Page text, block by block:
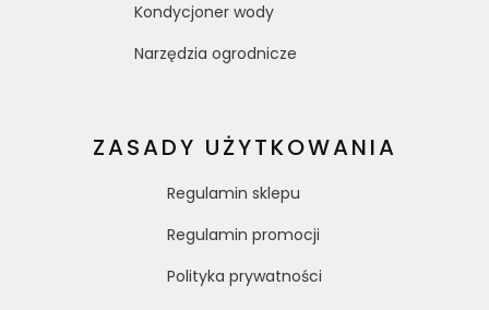
Kondycjoner wody
Narzędzia ogrodnicze
ZASADY UŻYTKOWANIA
Regulamin sklepu
Regulamin promocji
Polityka prywatności